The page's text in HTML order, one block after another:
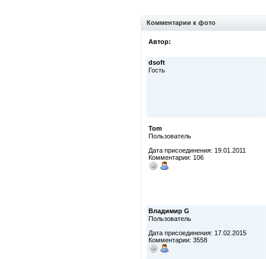
Комментарии к фото
Автор:
dsoft
Гость
Tom
Пользователь
Дата присоединения: 19.01.2011
Комментарии: 106
Владимир G
Пользователь
Дата присоединения: 17.02.2015
Комментарии: 3558